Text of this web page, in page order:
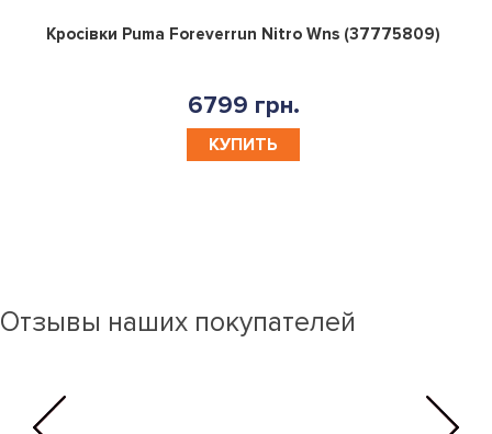
0
Кросівки Puma Foreverrun Nitro Wns (37775809)
6799 грн.
КУПИТЬ
Отзывы наших покупателей